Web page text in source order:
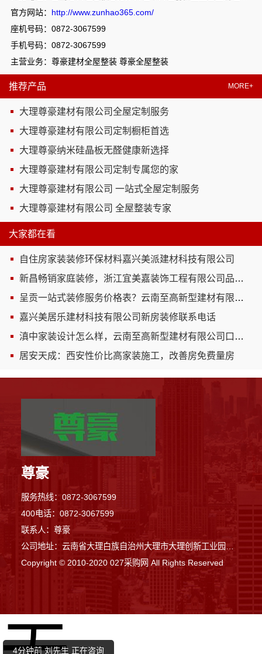
官方网站： http://www.zunhao365.com/
座机号码：0872-3067599
手机号码：0872-3067599
主营业务：尊豪建材全屋整装 尊豪全屋整装
推荐产品 MORE+
大理尊豪建材有限公司全屋定制服务
大理尊豪建材有限公司定制橱柜首选
大理尊豪纳米硅晶板无醛健康新选择
大理尊豪建材有限公司定制专属您的家
大理尊豪建材有限公司 一站式全屋定制服务
大理尊豪建材有限公司 全屋整装专家
大家都在看
自住房家装装修环保材料嘉兴美派建材科技有限公司
新昌畅销家庭装修，浙江宜美嘉装饰工程有限公司品质保证
呈贡一站式装修服务价格表？云南至高新型建材有限公司
嘉兴美居乐建材科技有限公司新房装修联系电话
滇中家装设计怎么样，云南至高新型建材有限公司口碑之选
居安天成：西安性价比高家装施工，改善房免费量房
尊豪
服务热线：0872-3067599
400电话：0872-3067599
联系人：尊豪
Copyright © 2010-2020 027采购网 All Rights Reserved
4分钟前 刘先生 正在咨询